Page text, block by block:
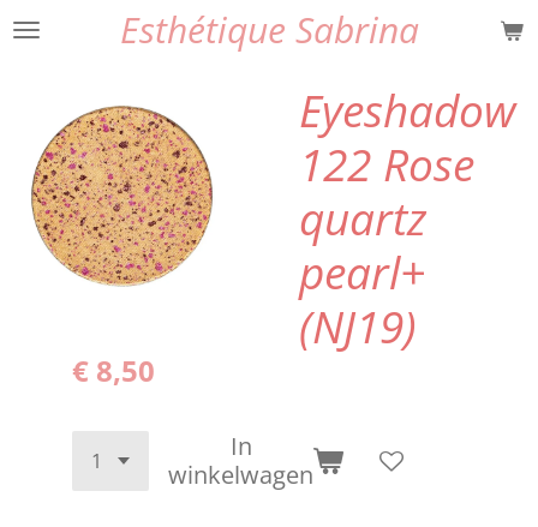
Ga
hoofdinhoud
Esthétique Sabrina
Eyeshadow
122 Rose
quartz
pearl+
(NJ19)
€ 8,50
In
winkelwagen